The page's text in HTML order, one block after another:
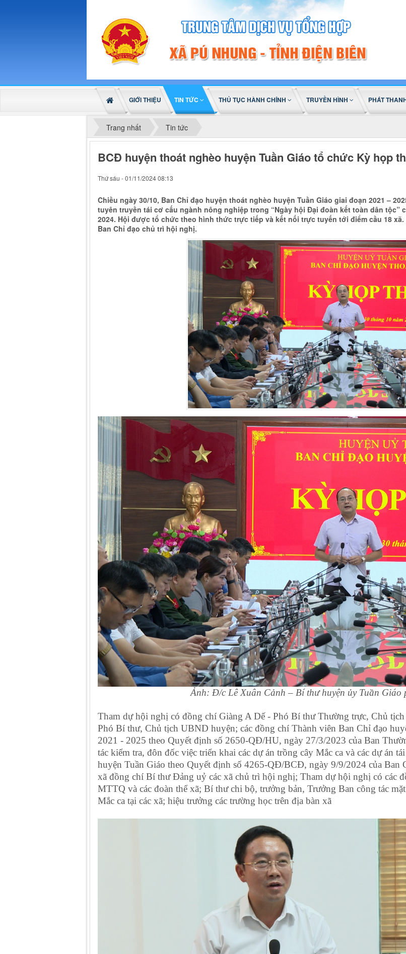
GIỚI THIỆU TIN TỨC THỦ TỤC HÀNH CHÍNH TRUYỀN HÌNH PHÁT
Trang nhất Tin tức
BCĐ huyện thoát nghèo huyện Tuần Giáo tổ chức Kỳ họp
Thứ sáu - 01/11/2024 08:13
Chiều ngày 30/10, Ban Chỉ đạo huyện thoát nghèo huyện Tuần Giáo giai đoạn 2021 –
tuyên truyền tái cơ cấu ngành nông nghiệp trong “Ngày hội Đại đoàn kết toàn dân tộc”
2024. Hội được tổ chức theo hình thức trực tiếp và kết nối trực tuyến tới điểm cầu 18
Ban Chỉ đạo chủ trì hội nghị.
Ảnh: Đ/c Lê Xuân Cảnh – Bí thư huyện ủy Tuần Giáo
Tham dự hội nghị có đồng chí Giàng A Dế - Phó Bí thư Thường trực, Chủ
Phó Bí thư, Chủ tịch UBND huyện; các đồng chí Thành viên Ban Chỉ đạo
2021 - 2025 theo Quyết định số 2650-QĐ/HU, ngày 27/3/2023 của Ban
tác kiểm tra, đôn đốc việc triển khai các dự án trồng cây Mắc ca và các dự án
huyện Tuần Giáo theo Quyết định số 4265-QĐ/BCĐ, ngày 9/9/2024 của Ban
xã đồng chí Bí thư Đảng uỷ các xã chủ trì hội nghị; Tham dự hội nghị có các
MTTQ và các đoàn thể xã; Bí thư chi bộ, trưởng bản, Trưởng Ban công tác
Mắc ca tại các xã; hiệu trưởng các trường học trên địa bàn xã